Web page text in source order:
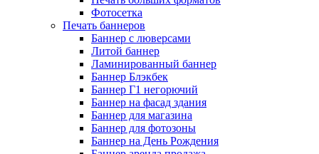
Фотосетка
Печать баннеров
Баннер с люверсами
Литой баннер
Ламинированный баннер
Баннер Блэкбек
Баннер Г1 негорючий
Баннер на фасад здания
Баннер для магазина
Баннер для фотозоны
Баннер на День Рождения